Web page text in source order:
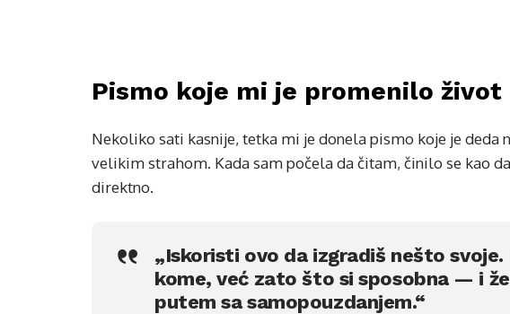
Pismo koje mi je promenilo
Nekoliko sati kasnije, tetka mi je donela pismo koje je deda
velikim strahom. Kada sam počela da čitam, činilo se kao
direktno.
„Iskoristi ovo da izgradiš nešto
kome, već zato što si sposobna — i
putem sa samopouzdanjem.“